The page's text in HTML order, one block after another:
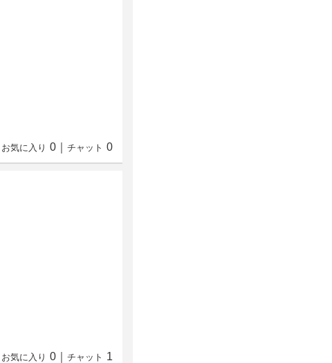
お気に入り 0 チャット 0
お気に入り 0 チャット 1